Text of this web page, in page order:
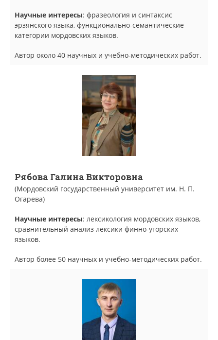
Научные интересы: фразеология и синтаксис
эрзянского языка, функционально-семантические
категории мордовских языков.
Автор около 40 научных и учебно-методических работ.
Рябова Галина Викторовна
(Мордовский государственный университет им. Н. П.
Огарева)
Научные интересы: лексикология мордовских языков,
сравнительный анализ лексики финно-угорских
языков.
Автор более 50 научных и учебно-методических работ.